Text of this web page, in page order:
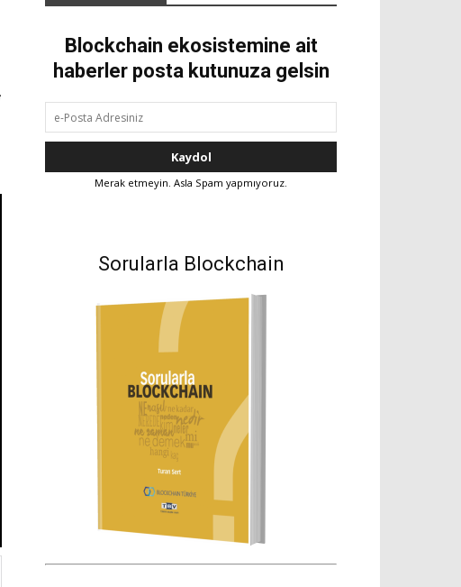
Blockchain ekosistemine ait
haberler posta kutunuza gelsin
Merak etmeyin. Asla Spam yapmıyoruz.
Sorularla Blockchain